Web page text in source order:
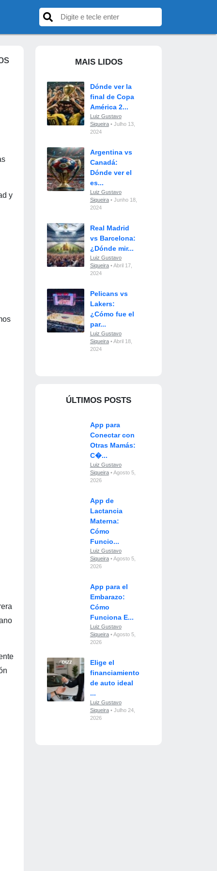
y
MAIS LIDOS
Dónde ver la
final de Copa
América 2...
Luiz Gustavo
Siqueira• Julho 13,
2024
Argentina vs
Canadá:
Dónde ver el
es...
Luiz Gustavo
Siqueira• Junho 18,
2024
Real Madrid
vs Barcelona:
¿Dónde mir...
Luiz Gustavo
Siqueira• Abril 17,
2024
Pelicans vs
Lakers:
¿Cómo fue el
par...
Luiz Gustavo
Siqueira• Abril 18,
2024
ÚLTIMOS POSTS
App para
Conectar con
Otras Mamás:
C�...
Luiz Gustavo
Siqueira• Agosto 5,
2026
App de
Lactancia
Materna:
Cómo
Funcio...
Luiz Gustavo
Siqueira• Agosto 5,
2026
App para el
Embarazo:
Cómo
Funciona E...
Luiz Gustavo
Siqueira• Agosto 5,
2026
Elige el
financiamiento
de auto ideal
...
Luiz Gustavo
Siqueira• Julho 24,
2026